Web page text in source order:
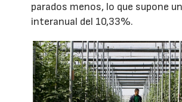
parados menos, lo que supone
interanual del 10,33%.